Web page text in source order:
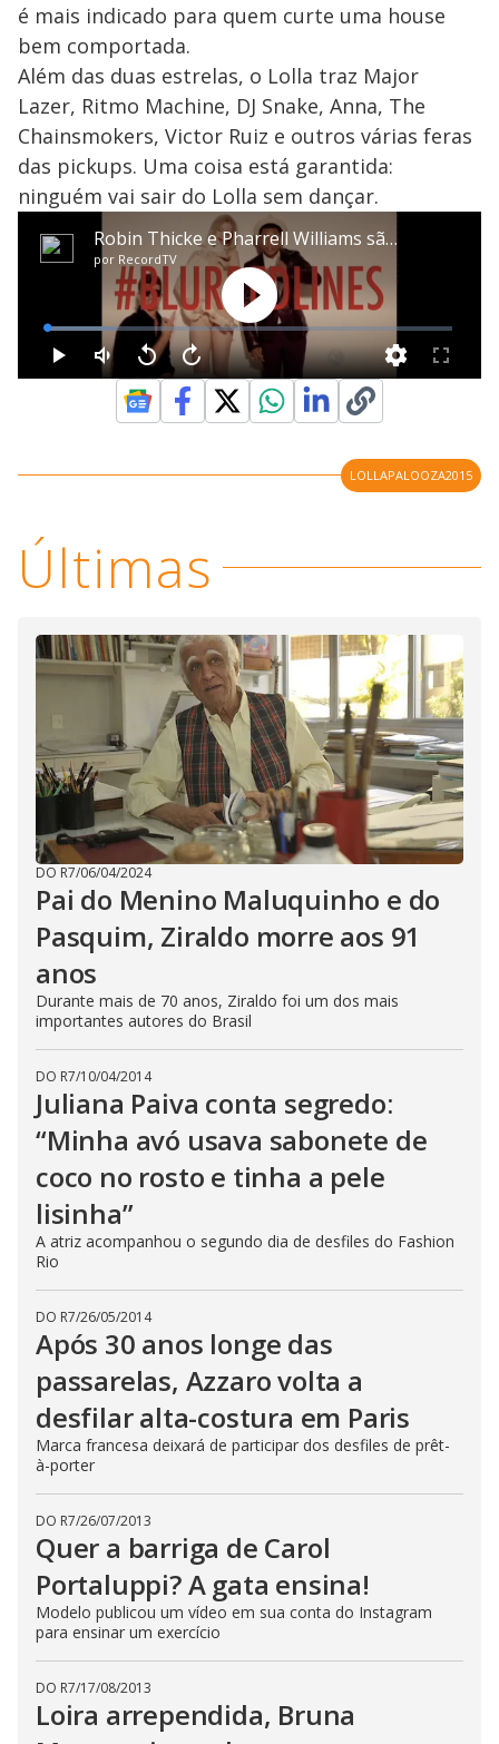
é mais indicado para quem curte uma house
bem comportada.
Além das duas estrelas, o Lolla traz Major
Lazer, Ritmo Machine, DJ Snake, Anna, The
Chainsmokers, Victor Ruiz e outros várias feras
das pickups. Uma coisa está garantida:
ninguém vai sair do Lolla sem dançar.
LOLLAPALOOZA2015
Últimas
DO R7/06/04/2024
Pai do Menino Maluquinho e do
Pasquim, Ziraldo morre aos 91
anos
Durante mais de 70 anos, Ziraldo foi um dos mais
importantes autores do Brasil
DO R7/10/04/2014
Juliana Paiva conta segredo:
“Minha avó usava sabonete de
coco no rosto e tinha a pele
lisinha”
A atriz acompanhou o segundo dia de desfiles do Fashion
Rio
DO R7/26/05/2014
Após 30 anos longe das
passarelas, Azzaro volta a
desfilar alta-costura em Paris
Marca francesa deixará de participar dos desfiles de prêt-
à-porter
DO R7/26/07/2013
Quer a barriga de Carol
Portaluppi? A gata ensina!
Modelo publicou um vídeo em sua conta do Instagram
para ensinar um exercício
DO R7/17/08/2013
Loira arrependida, Bruna